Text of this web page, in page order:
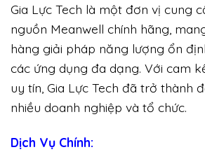
Gia Lực Tech là một đơn vị cung
nguồn Meanwell chính hãng,
hàng giải pháp năng lượng ổn
các ứng dụng đa dạng. Với cam
uy tín, Gia Lực Tech đã trở thành
nhiều doanh nghiệp và tổ chức.
Dịch Vụ Chính: